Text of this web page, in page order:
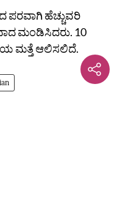
ಪರವಾಗಿ ಹೆಚ್ಚುವರಿ
ಮಂಡಿಸಿದರು. 10
ಮತ್ತೆ ಆಲಿಸಲಿದೆ.